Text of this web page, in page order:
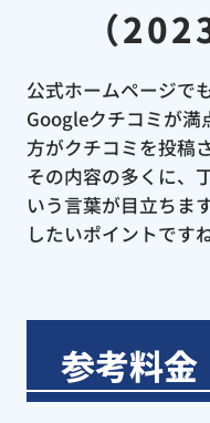
（
公式ホームページで
Googleクチコミが満
方がクチコミを投稿
その内容の多くに、
いう言葉が目立ちま
したいポイントですね
参考料金